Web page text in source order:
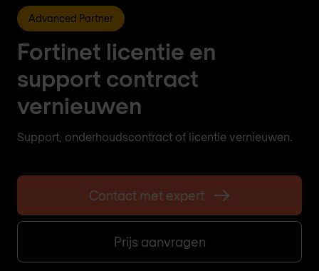
Advanced Partner
Fortinet licentie en
support contract
vernieuwen
Support, onderhoudscontract of licentie vernieuwen.
Contact met expert
Prijs aanvragen